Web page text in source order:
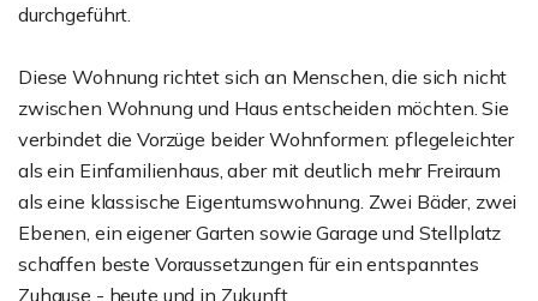
durchgeführt.
Diese Wohnung richtet sich an Menschen, die sich nicht
zwischen Wohnung und Haus entscheiden möchten. Sie
verbindet die Vorzüge beider Wohnformen: pflegeleichter
als ein Einfamilienhaus, aber mit deutlich mehr Freiraum
als eine klassische Eigentumswohnung. Zwei Bäder, zwei
Ebenen, ein eigener Garten sowie Garage und Stellplatz
schaffen beste Voraussetzungen für ein entspanntes
Zuhause - heute und in Zukunft.